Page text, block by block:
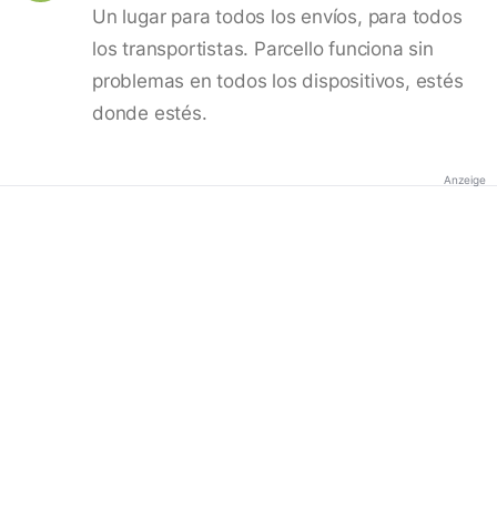
Un lugar para todos los envíos, para todos
los transportistas. Parcello funciona sin
problemas en todos los dispositivos, estés
donde estés.
Anzeige